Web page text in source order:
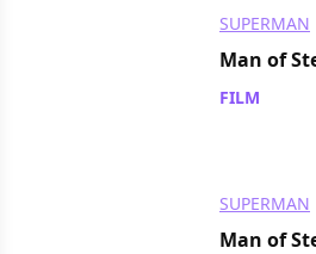
SUPERMAN
Man of
FILM
SUPERMAN
Man of